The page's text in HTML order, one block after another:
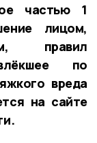
частью 1
лицом,
правил
по
вреда
на сайте